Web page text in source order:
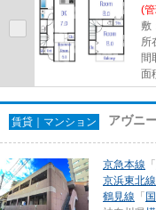
(
敷
所
間
面
賃貸｜マンション アヴニ
京急本線 「
京浜東北線
鶴見線 「